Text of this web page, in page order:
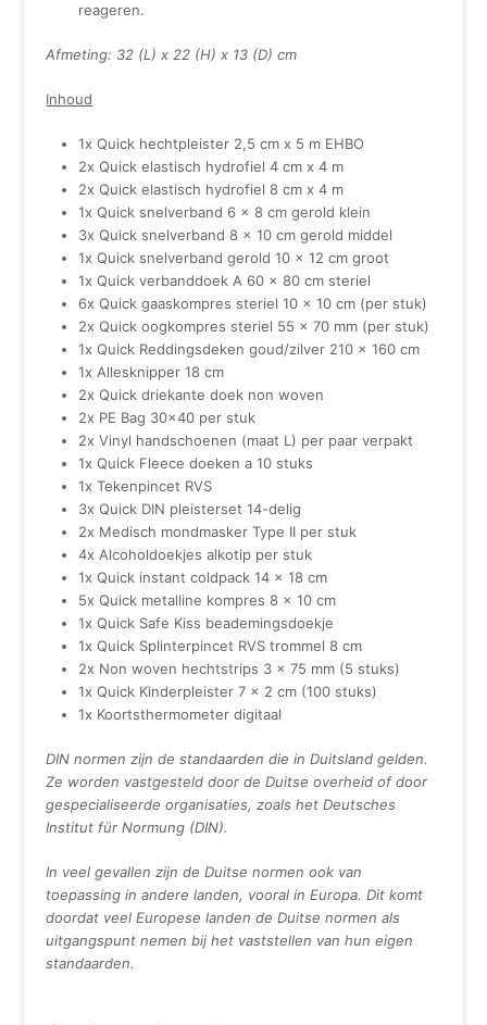
reageren.
Afmeting: 32 (L) x 22 (H) x 13 (D) cm
Inhoud
1x Quick hechtpleister 2,5 cm x 5 m EHBO
2x Quick elastisch hydrofiel 4 cm x 4 m
2x Quick elastisch hydrofiel 8 cm x 4 m
1x Quick snelverband 6 x 8 cm gerold klein
3x Quick snelverband 8 x 10 cm gerold middel
1x Quick snelverband gerold 10 x 12 cm groot
1x Quick verbanddoek A 60 x 80 cm steriel
6x Quick gaaskompres steriel 10 x 10 cm (per stuk)
2x Quick oogkompres steriel 55 x 70 mm (per stuk)
1x Quick Reddingsdeken goud/zilver 210 x 160 cm
1x Allesknipper 18 cm
2x Quick driekante doek non woven
2x PE Bag 30×40 per stuk
2x Vinyl handschoenen (maat L) per paar verpakt
1x Quick Fleece doeken a 10 stuks
1x Tekenpincet RVS
3x Quick DIN pleisterset 14-delig
2x Medisch mondmasker Type II per stuk
4x Alcoholdoekjes alkotip per stuk
1x Quick instant coldpack 14 x 18 cm
5x Quick metalline kompres 8 x 10 cm
1x Quick Safe Kiss beademingsdoekje
1x Quick Splinterpincet RVS trommel 8 cm
2x Non woven hechtstrips 3 x 75 mm (5 stuks)
1x Quick Kinderpleister 7 x 2 cm (100 stuks)
1x Koortsthermometer digitaal
DIN normen zijn de standaarden die in Duitsland gelden.
Ze worden vastgesteld door de Duitse overheid of door
gespecialiseerde organisaties, zoals het Deutsches
Institut für Normung (DIN).
In veel gevallen zijn de Duitse normen ook van
toepassing in andere landen, vooral in Europa. Dit komt
doordat veel Europese landen de Duitse normen als
uitgangspunt nemen bij het vaststellen van hun eigen
standaarden.